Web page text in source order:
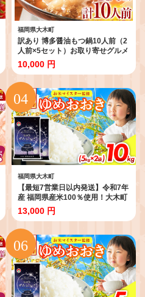
福岡県大木町
訳あり 博多醤油もつ鍋10人前（2
人前×5セット）お取り寄せグルメ
お取り寄せ お土産 九州 福岡土産
取り寄せ グルメ MEAT PLUS
CP047
10,000 円
福岡県大木町
【最短7営業日以内発送】令和7年
産 福岡県産米100％使用！大木町
ゆめおおき 10kg ※北海道・沖
縄・離島は配送不可 CY006
13,000 円